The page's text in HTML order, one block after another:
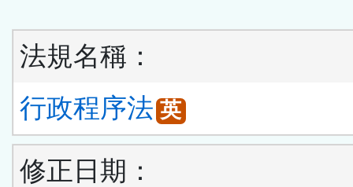
法規名稱：
行政程序法 英
修正日期：